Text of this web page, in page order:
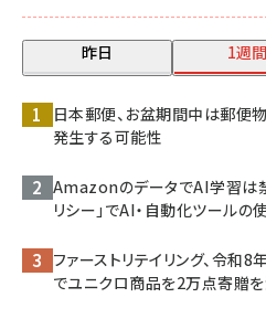
昨日 1週間
日本郵便、お盆期間中は郵便
発生する可能性
AmazonのデータでAI学習は
リシー」でAI・自動化ツール
ファーストリテイリング、令
でユニクロ商品を2万点寄贈